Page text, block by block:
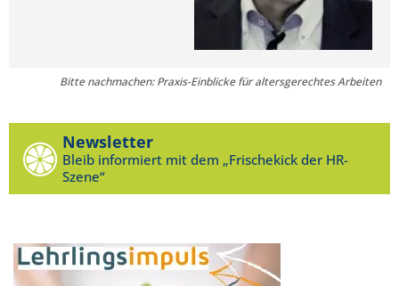
Bitte nachmachen: Praxis-Einblicke für altersgerechtes Arbeiten
Newsletter
Bleib informiert mit dem „Frischekick der HR-
Szene“